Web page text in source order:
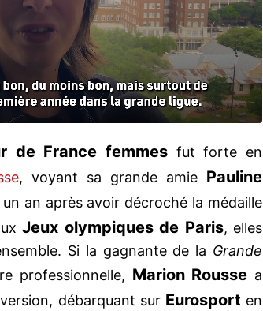
de France femmesfut forte en
, voyant sa grande amie Pauline
un an après avoir décroché la médaille
Jeux olympiques de Paris, elles
Si la gagnante de la Grande
professionnelle, Marion Rousse a
débarquant sur Eurosport en